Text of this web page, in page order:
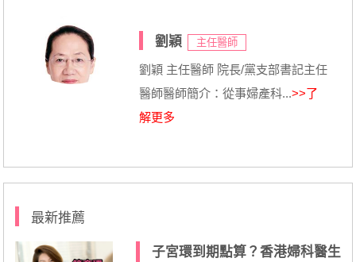
劉穎 主任醫師
劉穎 主任醫師 院長/黨支部書記主任
醫師醫師簡介：從事婦產科...>>了
解更多
最新推薦
子宮環到期點算？香港婦科醫生